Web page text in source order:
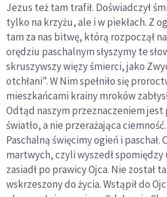
Jezus też tam trafił. Doświadczył
tylko na krzyżu, ale i w piekłach. Z
tam za nas bitwę, którą rozpoczął
orędziu paschalnym słyszymy te
skruszywszy więzy śmierci, jako
otchłani". W Nim spełniło się
mieszkańcami krainy mroków
Odtąd naszym przeznaczeniem jest
światło, a nie przerażająca
Paschalną święcimy ogień i paschał.
martwych, czyli wyszedł spomiędzy
zasiadł po prawicy Ojca. Nie został
wskrzeszony do życia. Wstąpił do